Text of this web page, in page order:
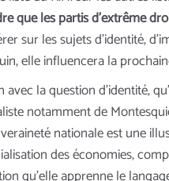
que les partis d’extrême
sur les sujets d’identité,
elle influencera la
avec la question d’identité,
notamment de
nationale est une
des économies,
qu’elle apprenne le